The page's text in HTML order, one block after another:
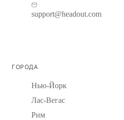
support@headout.com
ГОРОДА
Нью-Йорк
Лас-Вегас
Рим